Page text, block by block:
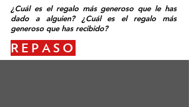
¿Cuál es el regalo más generoso que le has
dado a alguien? ¿Cuál es el regalo más
generoso que has recibido?
REPASO